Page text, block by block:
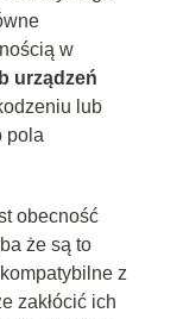
w
urządzeń
lub
pola
obecność
że są to
z
zakłócić ich